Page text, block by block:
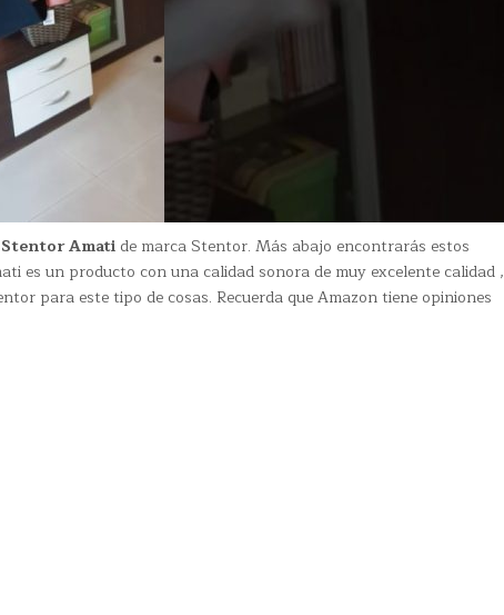
Stentor Amati de marca Stentor. Más abajo encontrarás estos
es un producto con una calidad sonora de muy excelente calidad ,
para este tipo de cosas. Recuerda que Amazon tiene opiniones